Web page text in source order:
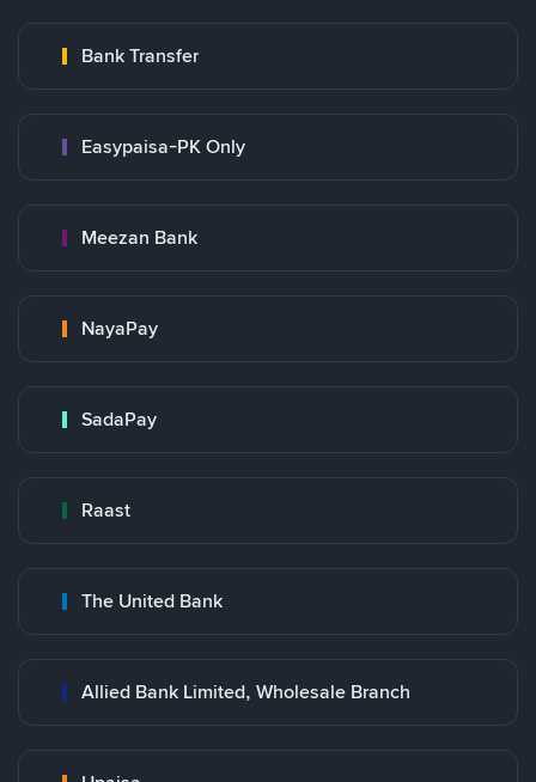
Bank Transfer
Easypaisa-PK Only
Meezan Bank
NayaPay
SadaPay
Raast
The United Bank
Allied Bank Limited, Wholesale Branch